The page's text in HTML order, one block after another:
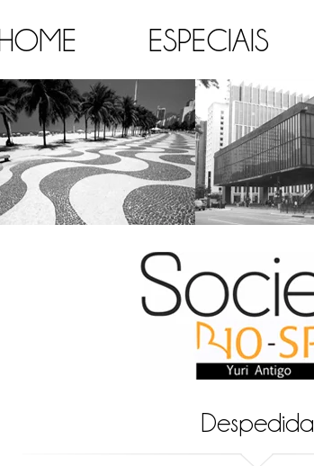
HOME ESPECIAIS
Despedida